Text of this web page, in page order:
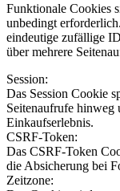
Funktionale Cookies
unbedingt
eindeutige zufällige
über mehrere
Session:
Das Session Cookie
Seitenaufrufe hinweg
Einkaufserlebnis.
CSRF-Token:
Das CSRF-Token
die Absicherung bei
Zeitzone: